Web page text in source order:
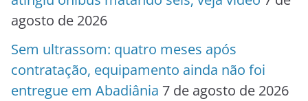
agosto de 2026
Sem ultrassom: quatro meses após
contratação, equipamento ainda não foi
entregue em Abadiânia 7 de agosto de 2026